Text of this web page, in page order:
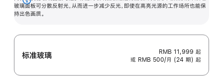
玻璃面板可分散反射光，从而进一步减少反光，即使在高亮光源的工作场所也能保
持出色画质。
展
开
标准玻璃 RMB 11,999 起
或 RMB 500/月 (24 期) 起